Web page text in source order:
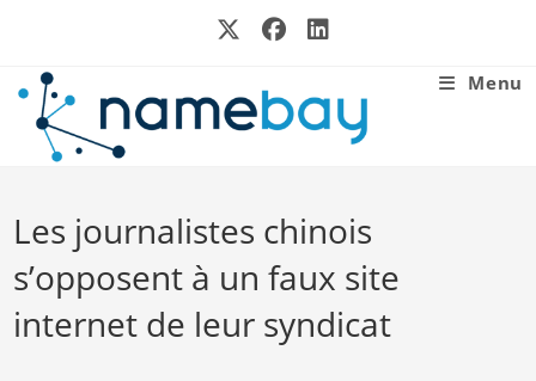
Menu
Les journalistes chinois
s’opposent à un faux site
internet de leur syndicat